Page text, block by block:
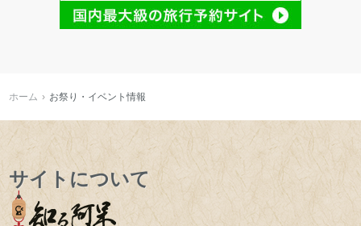
ホーム お祭り・イベント情報
サイトについて